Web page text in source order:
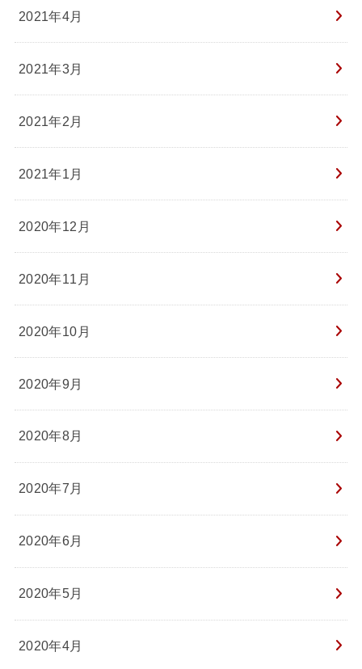
2021年4月
2021年3月
2021年2月
2021年1月
2020年12月
2020年11月
2020年10月
2020年9月
2020年8月
2020年7月
2020年6月
2020年5月
2020年4月